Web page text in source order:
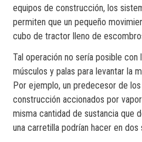
equipos de construcción, los
permiten que un pequeño
cubo de tractor lleno de
Tal operación no sería posible con
músculos y palas para levantar la
Por ejemplo, un predecesor de
construcción accionados por
misma cantidad de sustancia que
una carretilla podrían hacer en dos